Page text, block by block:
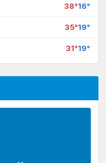
38°16°
35°19°
31°19°